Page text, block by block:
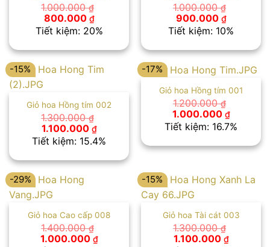
1.000.000₫
Giá
gốc
là:
800.000 ₫Giá
hiện
tại
800.000 ₫.
Tiết kiệm: 20%
1.000.000₫
Giá
gốc
là:
900.000 ₫Giá
hiện
tại
900.000
Tiết kiệm: 10%
-15%
Giỏ hoa Hồng tím 002
1.300.000₫
Giá
gốc
là:
1.100.000 ₫Giá
hiện
tại
1.100.000 ₫.
Tiết kiệm: 15.4%
-17%
Giỏ hoa Hồng tím 001
1.200.000₫
Giá
gốc
là:
1.000.000 ₫Giá
hiện
tại
Tiết kiệm: 16.7%
-29%
Giỏ hoa Cao cấp 008
1.400.000₫
Giá
1.000.000 ₫Giá
-15%
Giỏ hoa Tài cát 003
1.300.000₫
Giá
1.100.000 ₫Giá